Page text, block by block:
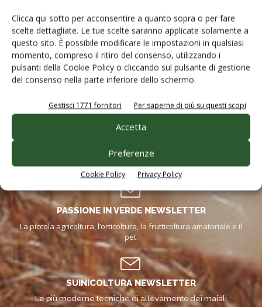
Clicca qui sotto per acconsentire a quanto sopra o per fare
scelte dettagliate. Le tue scelte saranno applicate solamente a
questo sito. È possibile modificare le impostazioni in qualsiasi
momento, compreso il ritiro del consenso, utilizzando i
pulsanti della Cookie Policy o cliccando sul pulsante di gestione
del consenso nella parte inferiore dello schermo.
Gestisci 1771 fornitori Per saperne di più su questi scopi
Accetta
Preferenze
Cookie Policy Privacy Policy
macchine agricole
NOVA AGRICOLTURA NEWSLETTER
L’innovazione in agricoltura e le storie degli agricoltori e
Le forme di allevamento dell’olivo, la potatura e la
PASSIONE IN VERDE NEWSLETTER
La piccola agricoltura, l’orticoltura, la frutticoltura amatoriale e il
pet.
SUINICOLTURA NEWSLETTER
Le più moderne tecniche di allevamento dei maiali